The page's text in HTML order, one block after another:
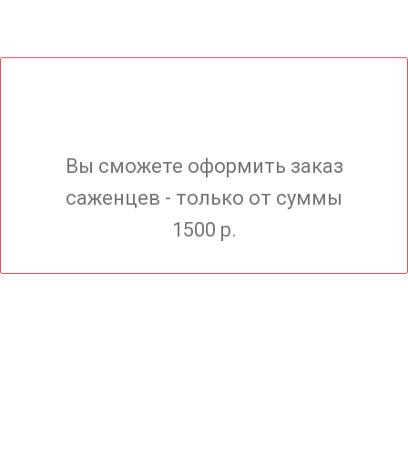
Вы сможете оформить заказ
саженцев - только от суммы
1500 р.